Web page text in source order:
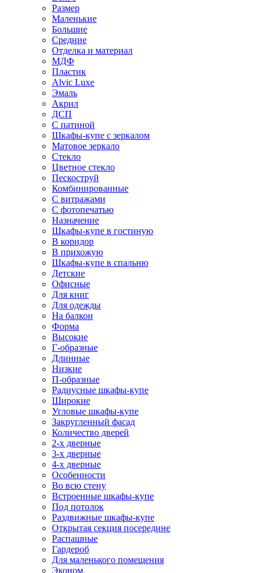
Размер
Маленькие
Большие
Средние
Отделка и материал
МДФ
Пластик
Alvic Luxe
Эмаль
Акрил
ДСП
С патиной
Шкафы-купе с зеркалом
Матовое зеркало
Стекло
Цветное стекло
Пескоструй
Комбинированные
С витражами
С фотопечатью
Назначение
Шкафы-купе в гостиную
В коридор
В прихожую
Шкафы-купе в спальню
Детские
Офисные
Для книг
Для одежды
На балкон
Форма
Высокие
Г-образные
Длинные
Низкие
П-образные
Радиусные шкафы-купе
Широкие
Угловые шкафы-купе
Закругленный фасад
Количество дверей
2-х дверные
3-х дверные
4-х дверные
Особенности
Во всю стену
Встроенные шкафы-купе
Под потолок
Раздвижные шкафы-купе
Открытая секция посередине
Распашные
Гардероб
Для маленького помещения
Эконом